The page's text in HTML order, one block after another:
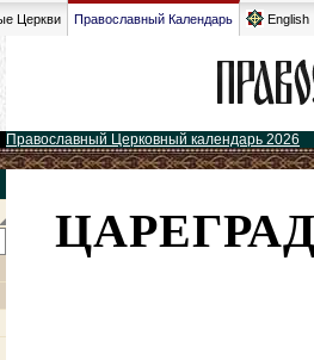
Церкви Православный Календарь English
Православный Церковный календарь 2026